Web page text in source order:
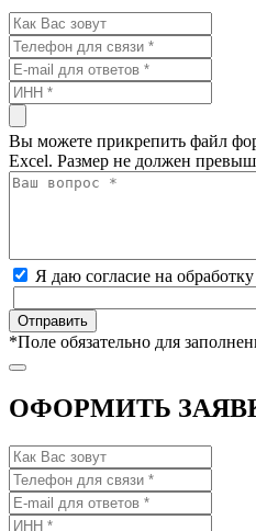
Вы можете прикрепить файл
Excel. Размер не должен
Я даю согласие на
*Поле обязательно для
ОФОРМИТЬ